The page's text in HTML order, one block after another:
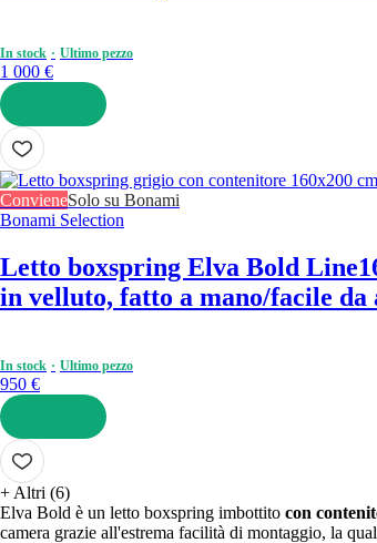
In stock Ultimo pezzo
1 000 €
AGGIUNGI
ConvieneSolo su Bonami
Bonami Selection
Letto boxspring Elva Bold Line
in velluto, fatto a mano/facile
In stock Ultimo pezzo
950 €
AGGIUNGI
+ Altri (6)
Elva Bold è un letto boxspring imbottito con
camera grazie all'estrema facilità di montaggio, la